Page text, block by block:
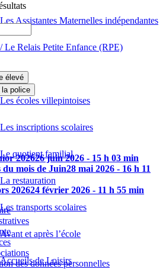
Les Assistantes Maternelles indépendantes
/ Le Relais Petite Enfance (RPE)
Les écoles villepintoises
Les inscriptions scolaires
Le quotient familial
La restauration
Les transports scolaires
Avant et après l’école
Accueils de Loisirs
élevé
la police
202626 juin 2026 - 15 h 03 min
mois de Juin28 mai 2026 - 16 h 11
202624 février 2026 - 11 h 55 min
des données personnelles